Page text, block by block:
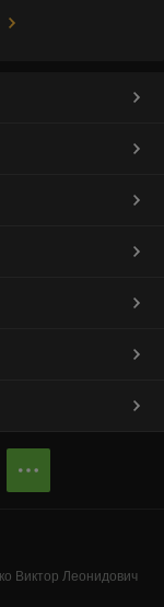
Виктор Леонидович